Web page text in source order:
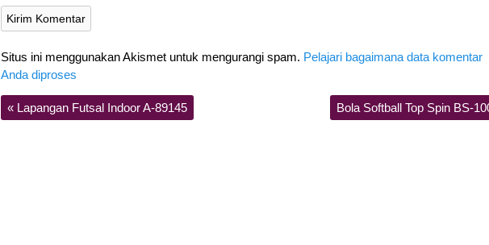
Situs ini menggunakan Akismet untuk mengurangi spam. Pelajari bagaimana data komentar
Anda diproses
« Lapangan Futsal Indoor A-89145 Bola Softball Top Spin BS-